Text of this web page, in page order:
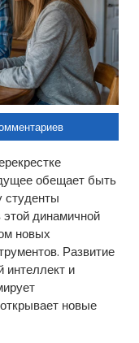
обещает быть
студенты
этой динамичной
новых
Развитие
интеллект и
новые